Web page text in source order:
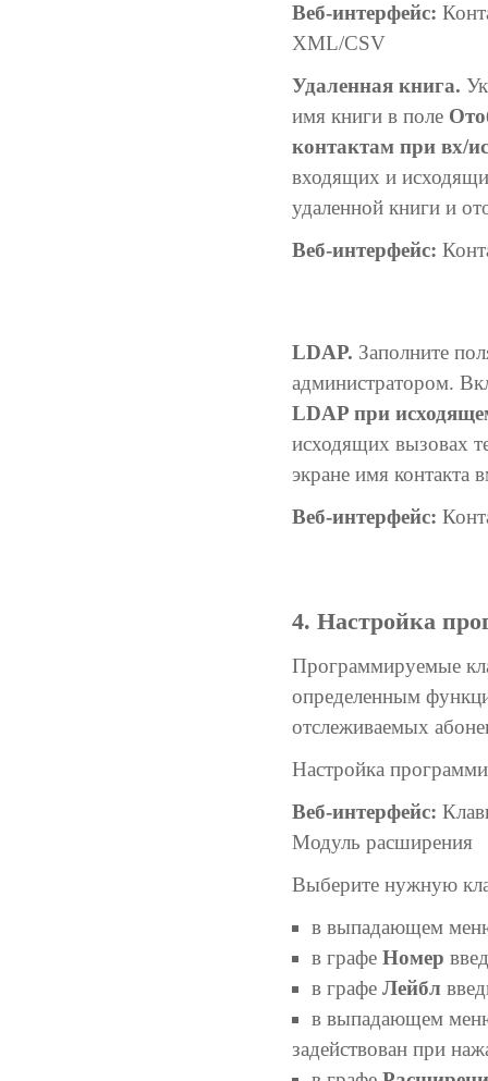
Веб-интерфейс:
XML/CSV
Удаленная книга.
имя книги в поле
контактам при вх/
входящих и
удаленной книги и
Веб-интерфейс:
LDAP. Заполните
администратором.
LDAP при
исходящих вызовах
экране имя контакта
Веб-интерфейс:
4. Настройка
Программируемые
определенным
отслеживаемых
Настройка
Веб-интерфейс:
Модуль расширения
Выберите нужную
в выпадающем
в графе Номер
в графе Лейбл
в выпадающем
задействован при